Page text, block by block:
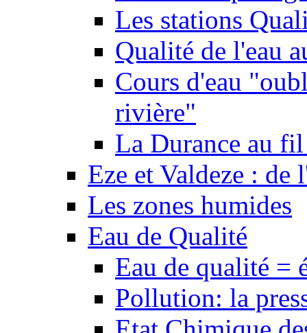
Les stations
Qualité de l'eau
Cours d'eau
rivière"
La Durance au
Eze et Valdeze : de
Les zones humides
Eau de Qualité
Eau de qualité =
Pollution: la